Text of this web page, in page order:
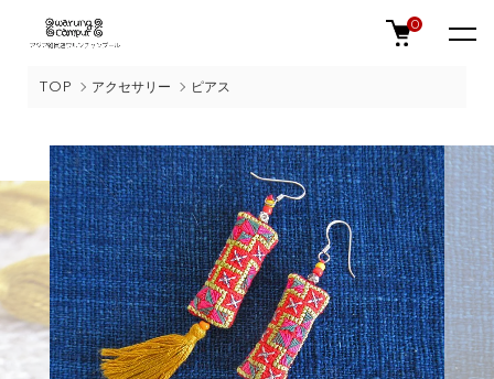
0
TOP アクセサリー ピアス